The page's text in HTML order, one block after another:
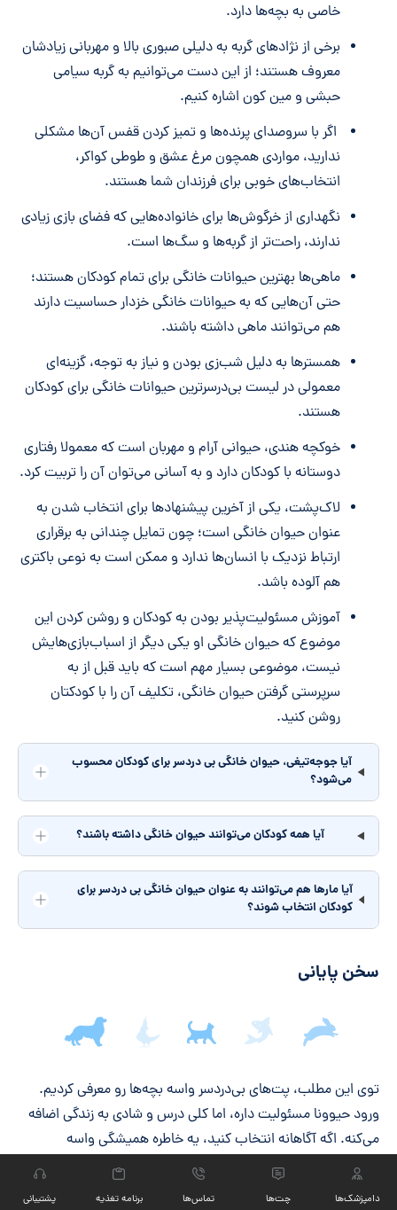
خاصی به بچه‌ها دارد.
برخی از نژادهای گربه به دلیلی صبوری بالا و مهربانی زیادشان
معروف هستند؛ از این دست می‌توانیم به گربه سیامی
حبشی و مین کون اشاره کنیم.
اگر با سروصدای پرنده‌ها و تمیز کردن قفس آن‌ها مشکلی
ندارید، مواردی همچون مرغ عشق و طوطی کواکر،
انتخاب‌های خوبی برای فرزندان شما هستند.
نگهداری از خرگوش‌ها برای خانواده‌هایی که فضای بازی زیادی
ندارند، راحت‌تر از گربه‌ها و سگ‌ها است.
ماهی‌ها بهترین حیوانات خانگی برای تمام کودکان هستند؛
حتی آن‌هایی که به حیوانات خانگی خزدار حساسیت دارند
هم می‌توانند ماهی داشته باشند.
همسترها به دلیل شب‌زی بودن و نیاز به توجه، گزینه‌ای
معمولی در لیست بی‌درسرترین حیوانات خانگی برای کودکان
هستند.
خوکچه هندی، حیوانی آرام و مهربان است که معمولا رفتاری
دوستانه با کودکان دارد و به آسانی می‌توان آن را تربیت کرد.
لاک‌پشت، یکی از آخرین پیشنهادها برای انتخاب شدن به
عنوان حیوان خانگی است؛ چون تمایل چندانی به برقراری
ارتباط نزدیک با انسان‌ها ندارد و ممکن است به نوعی باکتری
هم آلوده باشد.
آموزش مسئولیت‌پذیر بودن به کودکان و روشن کردن این
موضوع که حیوان خانگی او یکی دیگر از اسبا‌ب‌بازی‌هایش
نیست، موضوعی بسیار مهم است که باید قبل از به
سرپرستی گرفتن حیوان خانگی، تکلیف آن را با کودکتان
روشن کنید.
آیا جوجه‌تیغی، حیوان خانگی بی دردسر برای کودکان محسوب
می‌شود؟
آیا همه کودکان می‌توانند حیوان خانگی داشته باشند؟
آیا مارها هم می‌توانند به عنوان حیوان خانگی بی‌ دردسر برای
کودکان انتخاب شوند؟
سخن پایانی
جمع‌بندی مقاله
توی این مطلب، پت‌های بی‌دردسر واسه بچه‌ها رو معرفی کردیم.
ورود حیوونا مسئولیت داره، اما کلی درس و شادی به زندگی اضافه
می‌کنه. اگه آگاهانه انتخاب کنید، یه خاطره همیشگی واسه
فرزندتون می‌سازید. ما توی
مشاوره دامپزشکی آنلاین پت‌بوم ،
همیشه آماده‌ایم تا به سوالاتتون جواب بدیم تا بهترین انتخاب رو
دامپزشک‌ها چت‏‌ها تماس‌ها برنامه تغذیه پشتیبانی